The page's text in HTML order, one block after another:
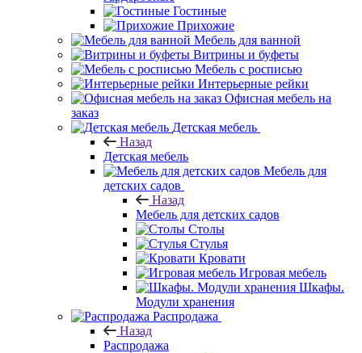
Гостиные
Прихожие
Мебель для ванной
Витрины и буфеты
Мебель с росписью
Интерьерные рейки
Офисная мебель на
заказ
Детская мебель
Назад
Детская мебель
Мебель для
детских садов
Назад
Мебель для детских садов
Столы
Стулья
Кровати
Игровая мебель
Шкафы.
Модули хранения
Распродажа
Назад
Распродажа